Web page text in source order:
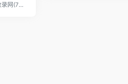
755收录网(755t.cnn)分类目录，免费收